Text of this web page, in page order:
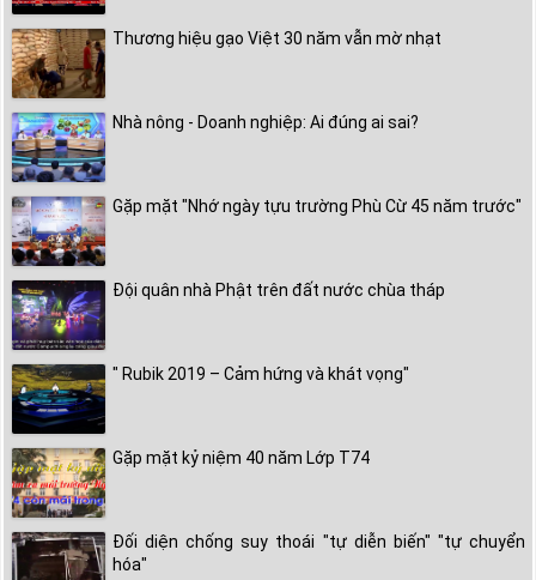
Thương hiệu gạo Việt 30 năm vẫn mờ nhạt
Nhà nông - Doanh nghiệp: Ai đúng ai sai?
Gặp mặt "Nhớ ngày tựu trường Phù Cừ 45 năm trước"
Đội quân nhà Phật trên đất nước chùa tháp
" Rubik 2019 – Cảm hứng và khát vọng"
Gặp mặt kỷ niệm 40 năm Lớp T74
Đối diện chống suy thoái "tự diễn biến" "tự chuyển
hóa"